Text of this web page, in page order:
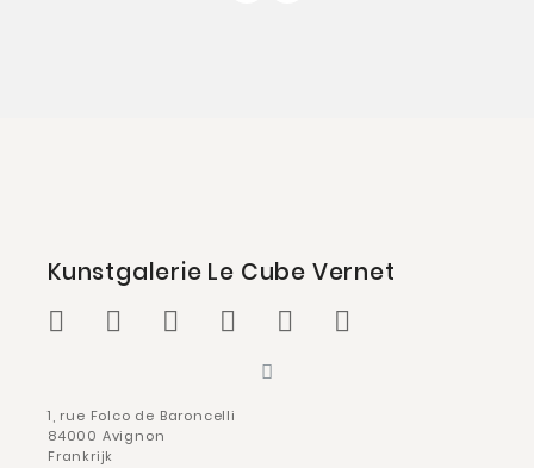
Kunstgalerie Le Cube Vernet
1, rue Folco de Baroncelli
84000 Avignon
Frankrijk